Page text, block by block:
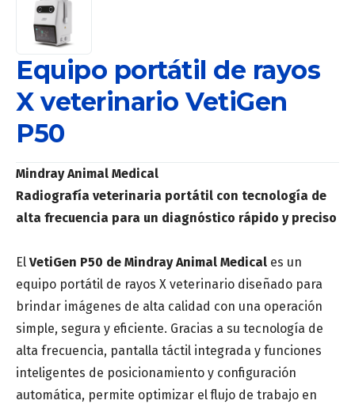
Equipo portátil de rayos
X veterinario VetiGen
P50
Mindray Animal Medical
Radiografía veterinaria portátil con tecnología de
alta frecuencia para un diagnóstico rápido y preciso
El VetiGen P50 de Mindray Animal Medical es un
equipo portátil de rayos X veterinario diseñado para
brindar imágenes de alta calidad con una operación
simple, segura y eficiente. Gracias a su tecnología de
alta frecuencia, pantalla táctil integrada y funciones
inteligentes de posicionamiento y configuración
automática, permite optimizar el flujo de trabajo en